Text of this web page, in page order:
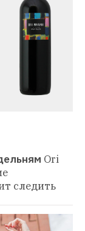
Ori
следить